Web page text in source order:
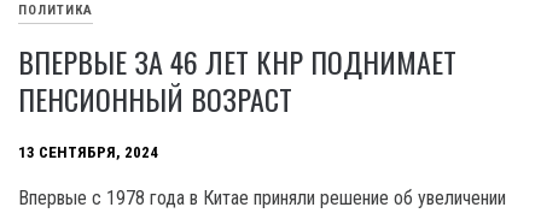
ПОЛИТИКА
ВПЕРВЫЕ ЗА 46 ЛЕТ КНР ПОДНИМАЕТ
ПЕНСИОННЫЙ ВОЗРАСТ
13 СЕНТЯБРЯ, 2024
Впервые с 1978 года в Китае приняли решение об увеличении